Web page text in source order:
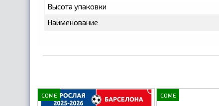
Высота упаковки
Наименование
COME COME